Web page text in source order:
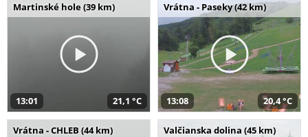
Martinské hole (39 km)
13:01 21,1 °C
Vrátna - Paseky (42 km)
13:08 20,4 °C
Vrátna - CHLEB (44 km) Valčianska dolina (45 km)